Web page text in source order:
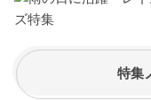
特集